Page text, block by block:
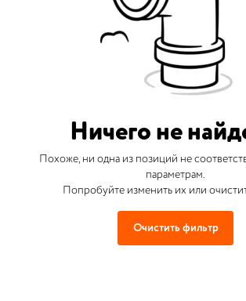
Ничего не
Похоже, ни одна из позиций не
параметрам.
Попробуйте изменить их или
Очистить фильтр